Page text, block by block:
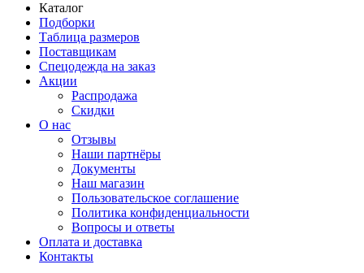
Каталог
Подборки
Таблица размеров
Поставщикам
Спецодежда на заказ
Акции
Распродажа
Скидки
О нас
Отзывы
Наши партнёры
Документы
Наш магазин
Пользовательское соглашение
Политика конфиденциальности
Вопросы и ответы
Оплата и доставка
Контакты